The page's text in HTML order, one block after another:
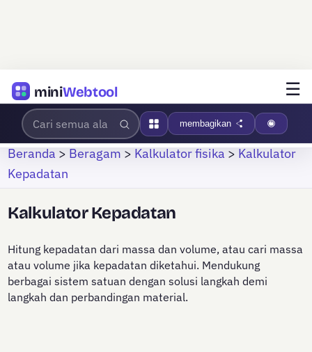
miniWebtool ☰
membagikan
Beranda > Beragam > Kalkulator fisika > Kalkulator
Kepadatan
Kalkulator Kepadatan
Hitung kepadatan dari massa dan volume, atau cari massa
atau volume jika kepadatan diketahui. Mendukung
berbagai sistem satuan dengan solusi langkah demi
langkah dan perbandingan material.